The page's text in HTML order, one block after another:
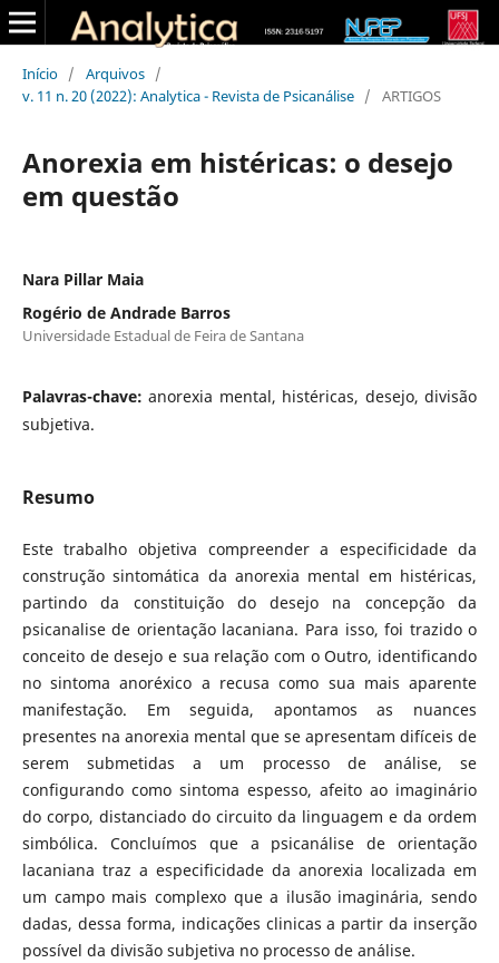
Início / Arquivos /
v. 11 n. 20 (2022): Analytica - Revista de Psicanálise / ARTIGOS
Anorexia em histéricas: o desejo
em questão
Nara Pillar Maia
Rogério de Andrade Barros
Universidade Estadual de Feira de Santana
Palavras-chave:anorexia mental, histéricas, desejo, divisão
subjetiva.
Resumo
Este trabalho objetiva compreender a especificidade da
construção sintomática da anorexia mental em histéricas,
partindo da constituição do desejo na concepção da
psicanalise de orientação lacaniana. Para isso, foi trazido o
conceito de desejo e sua relação com o Outro, identificando
no sintoma anoréxico a recusa como sua mais aparente
manifestação. Em seguida, apontamos as nuances
presentes na anorexia mental que se apresentam difíceis de
serem submetidas a um processo de análise, se
configurando como sintoma espesso, afeito ao imaginário
do corpo, distanciado do circuito da linguagem e da ordem
simbólica. Concluímos que a psicanálise de orientação
lacaniana traz a especificidade da anorexia localizada em
um campo mais complexo que a ilusão imaginária, sendo
dadas, dessa forma, indicações clinicas a partir da inserção
possível da divisão subjetiva no processo de análise.